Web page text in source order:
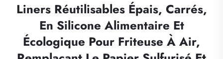
Liners Réutilisables Épais, Carrés,
En Silicone Alimentaire Et
Écologique Pour Friteuse À Air,